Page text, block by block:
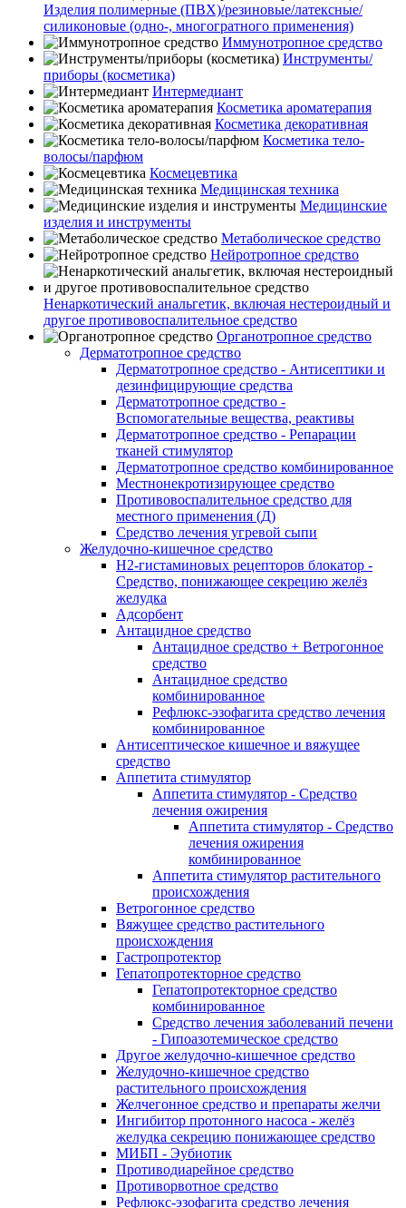
Изделия полимерные (ПВХ)/резиновые/латексные/
силиконовые (одно-, многогратного применения)
Иммунотропное средство
Инструменты/
приборы (косметика)
Интермедиант
Косметика ароматерапия
Косметика декоративная
Косметика тело-
волосы/парфюм
Космецевтика
Медицинская техника
Медицинские
изделия и инструменты
Метаболическое средство
Нейротропное средство
Ненаркотический анальгетик, включая нестероидный и
другое противовоспалительное средство
Органотропное средство
Дерматотропное средство
Дерматотропное средство - Антисептики и
дезинфицирующие средства
Дерматотропное средство -
Вспомогательные вещества, реактивы
Дерматотропное средство - Репарации
тканей стимулятор
Дерматотропное средство комбинированное
Местнонекротизирующее средство
Противовоспалительное средство для
местного применения (Д)
Средство лечения угревой сыпи
Желудочно-кишечное средство
H2-гистаминовых рецепторов блокатор -
Средство, понижающее секрецию желёз
желудка
Адсорбент
Антацидное средство
Антацидное средство + Ветрогонное
средство
Антацидное средство
комбинированное
Рефлюкс-эзофагита средство лечения
комбинированное
Антисептическое кишечное и вяжущее
средство
Аппетита стимулятор
Аппетита стимулятор - Средство
лечения ожирения
Аппетита стимулятор - Средство
лечения ожирения
комбинированное
Аппетита стимулятор растительного
происхождения
Ветрогонное средство
Вяжущее средство растительного
происхождения
Гастропротектор
Гепатопротекторное средство
Гепатопротекторное средство
комбинированное
Средство лечения заболеваний печени
- Гипоазотемическое средство
Другое желудочно-кишечное средство
Желудочно-кишечное средство
растительного происхождения
Желчегонное средство и препараты желчи
Ингибитор протонного насоса - желёз
желудка секрецию понижающее средство
МИБП - Эубиотик
Противодиарейное средство
Противорвотное средство
Рефлюкс-эзофагита средство лечения